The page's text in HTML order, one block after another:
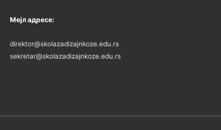
Мејл адресе:
direktor@skolazadizajnkoze.edu.rs
sekretar@skolazadizajnkoze.edu.rs